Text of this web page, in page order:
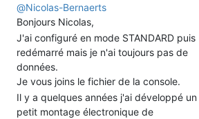
@Nicolas-Bernaerts
Bonjours Nicolas,
J'ai configuré en mode STANDARD puis
redémarré mais je n'ai toujours pas de
données.
Je vous joins le fichier de la console.
Il y a quelques années j'ai développé un
petit montage électronique de